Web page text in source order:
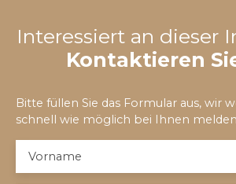
Interessiert an dieser
Kontaktieren
Bitte füllen Sie das Formular aus, wir
schnell wie möglich bei Ihnen
Vorname